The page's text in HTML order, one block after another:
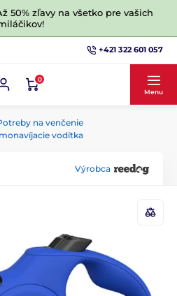
50% zľavy na všetko pre vašich
+421 322 601 057
0
Menu
na venčenie
vodítka
Výrobca